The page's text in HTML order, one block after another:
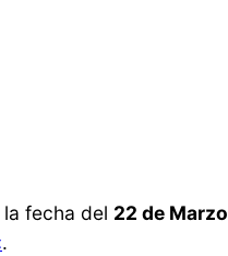
fecha del 22 de Marzo
.